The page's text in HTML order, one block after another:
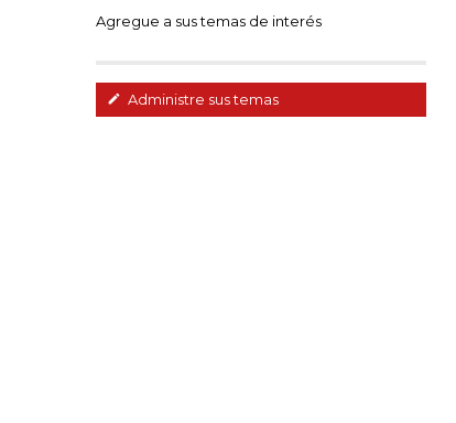
Agregue a sus temas de interés
Administre sus temas